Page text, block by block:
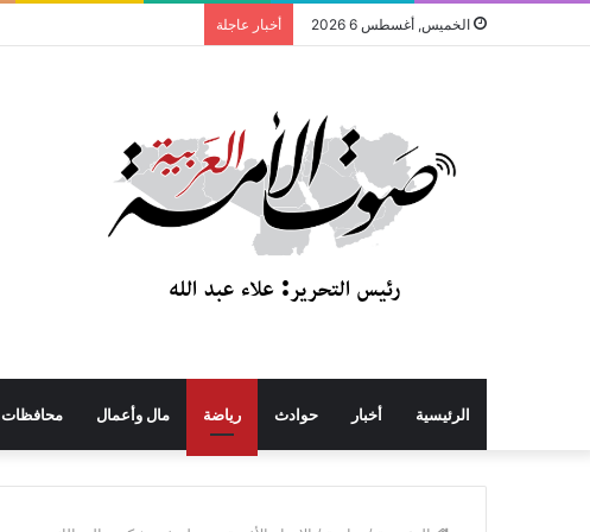
الخميس, أغسطس 6 2026 أخبار عاجلة
الرئيسية أخبار حوادث رياضة مال وأعمال محافظات